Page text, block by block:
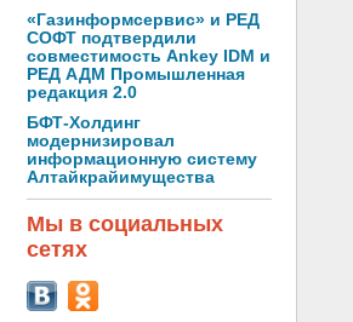
«Газинформсервис» и РЕД
СОФТ подтвердили
совместимость Ankey IDM и
РЕД АДМ Промышленная
редакция 2.0
БФТ-Холдинг
модернизировал
информационную систему
Алтайкрайимущества
Мы в социальных
сетях